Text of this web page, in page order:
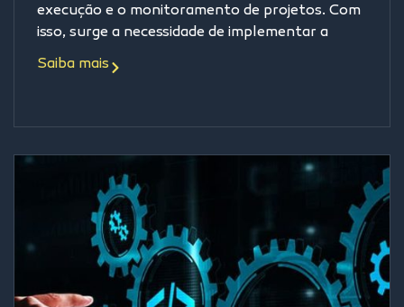
execução e o monitoramento de projetos. Com
isso, surge a necessidade de implementar a
Saiba mais